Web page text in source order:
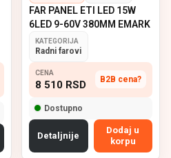
FAR PANEL ETI LED 15W
6LED 9-60V 380MM EMARK
KATEGORIJA
Radni farovi
CENA
8 510 RSD B2B cena?
Dostupno
Detaljnije
Dodaj u
korpu